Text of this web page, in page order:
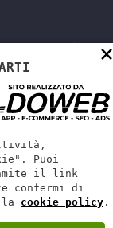
Verona
×
Puoi
il link
confermi di
la cookie policy .